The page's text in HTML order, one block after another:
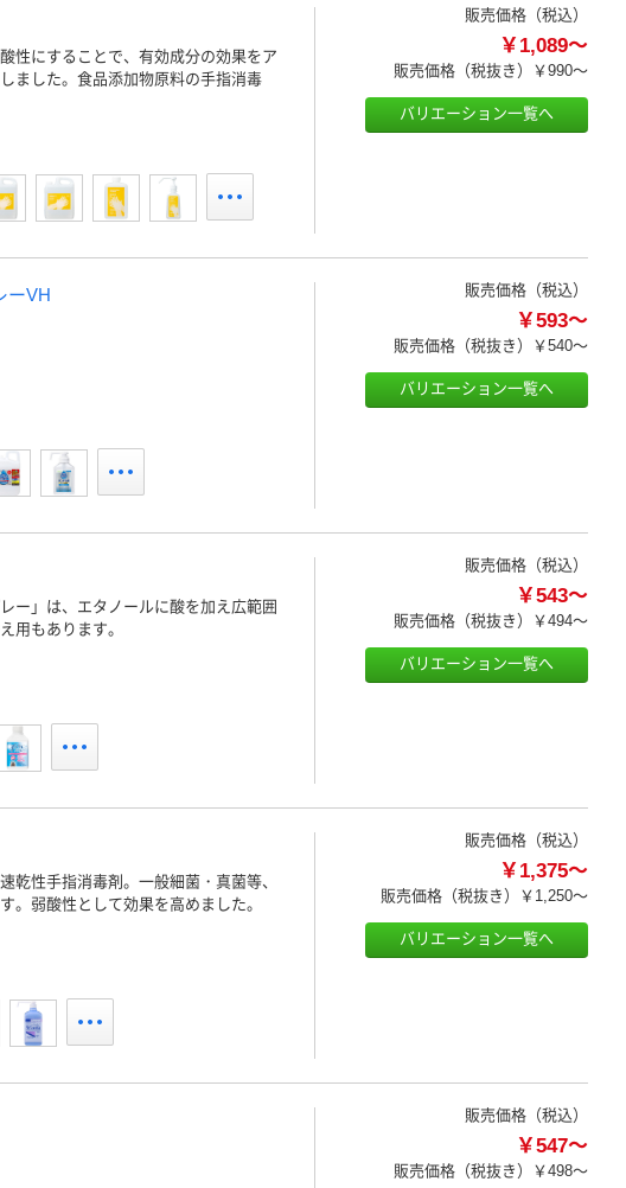
性にすることで、有効成分の効果をア
ました。食品添加物原料の手指消毒
販売価格（税込）
￥1,089～
販売価格（税抜き） ￥990～
バリエーション一覧へ
ーVH 販売価格（税込）
￥593～
販売価格（税抜き） ￥540～
バリエーション一覧へ
ー」は、エタノールに酸を加え広範囲
用もあります。
販売価格（税込）
￥543～
販売価格（税抜き） ￥494～
バリエーション一覧へ
乾性手指消毒剤。一般細菌・真菌等、
。弱酸性として効果を高めました。
販売価格（税込）
￥1,375～
販売価格（税抜き） ￥1,250～
バリエーション一覧へ
販売価格（税込）
￥547～
販売価格（税抜き） ￥498～